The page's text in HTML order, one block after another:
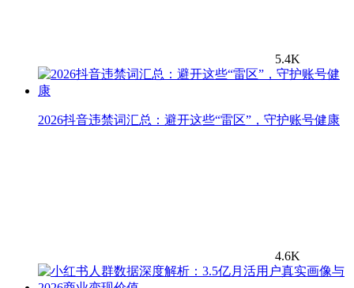
5.4K
2026抖音违禁词汇总：避开这些“雷区”，守护账号健康
4.6K